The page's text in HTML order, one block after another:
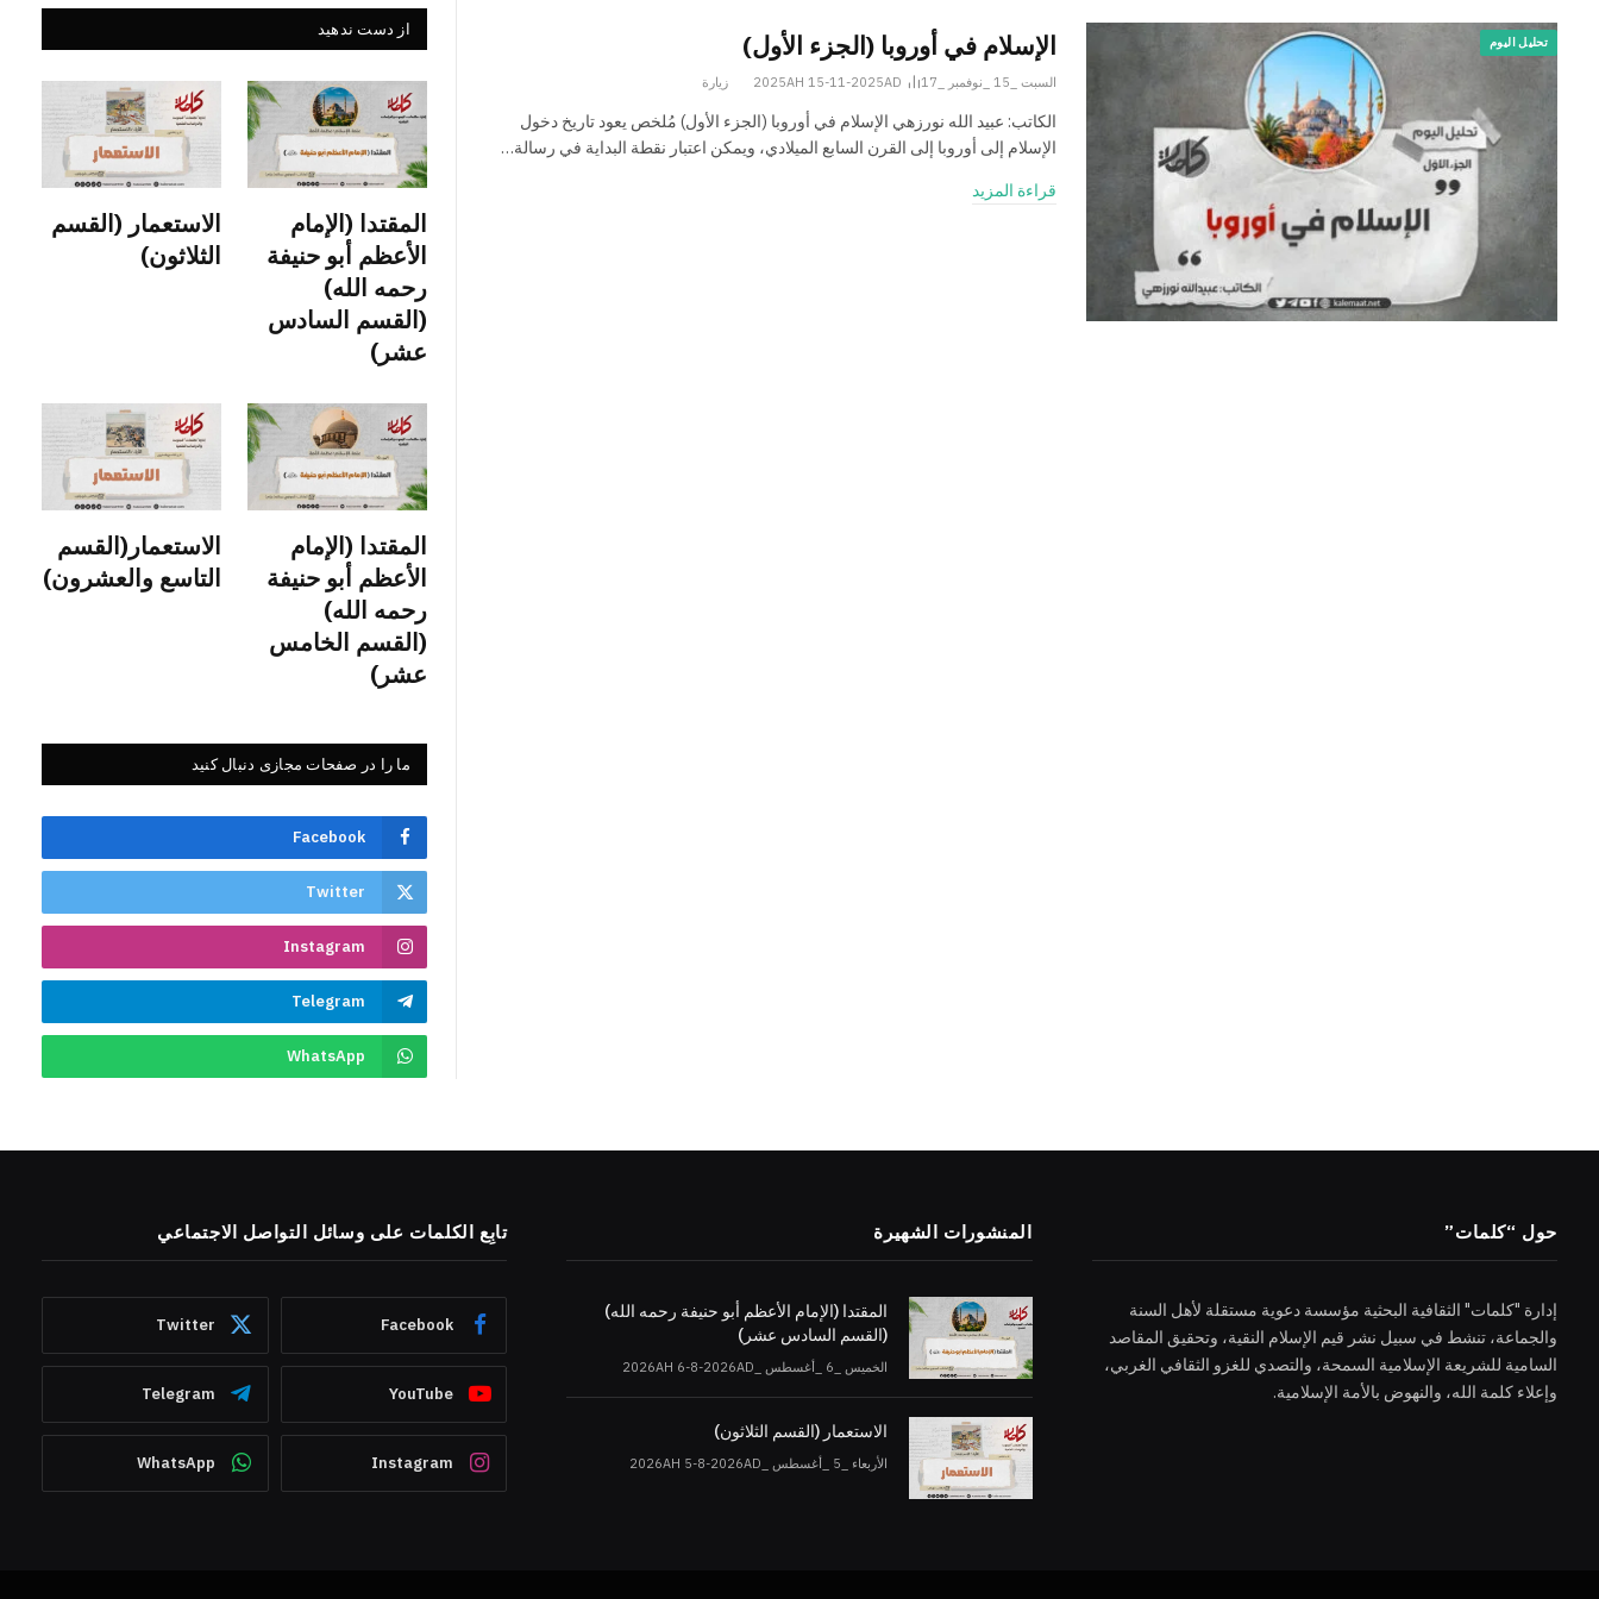
تحليل اليوم الإسلام في أوروبا (الجزء الأول)
السبت _15 _نوفمبر _2025AH 15-11-2025AD 17 زيارة
الكاتب: عبيد الله نورزهي الإسلام في أوروبا (الجزء الأول) مُلخص يعود تاريخ دخول
الإسلام إلى أوروبا إلى القرن السابع الميلادي، ويمكن اعتبار نقطة البداية في رسالة…
قراءة المزيد
از دست ندهید
المقتدا (الإمام
الأعظم أبو حنيفة
رحمه الله)
(القسم السادس
عشر)
الاستعمار (القسم
الثلاثون)
المقتدا (الإمام
الأعظم أبو حنيفة
رحمه الله)
(القسم الخامس
عشر)
الاستعمار(القسم
التاسع والعشرون)
ما را در صفحات مجازی دنبال کنید
Facebook
Twitter
Instagram
Telegram
WhatsApp
حول “كلمات”
إدارة "كلمات" الثقافية البحثية مؤسسة دعوية مستقلة لأهل السنة
والجماعة، تنشط في سبيل نشر قيم الإسلام النقية، وتحقيق المقاصد
السامية للشريعة الإسلامية السمحة، والتصدي للغزو الثقافي الغربي،
وإعلاء كلمة الله، والنهوض بالأمة الإسلامية.
المنشورات الشهيرة
المقتدا (الإمام الأعظم أبو حنيفة رحمه الله)
(القسم السادس عشر)
الخميس _6 _أغسطس _2026AH 6-8-2026AD
الاستعمار (القسم الثلاثون)
الأربعاء _5 _أغسطس _2026AH 5-8-2026AD
تابِع الكلمات على وسائل التواصل الاجتماعي
Facebook
Twitter
YouTube
Telegram
Instagram
WhatsApp